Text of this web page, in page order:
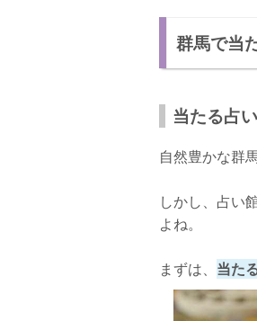
口コミ
店舗詳細
群馬で当たる
店舗詳細
rico先生に
口コミ
群馬で当
当たる占
自然豊かな群
しかし、占い
よね。
まずは、 当た